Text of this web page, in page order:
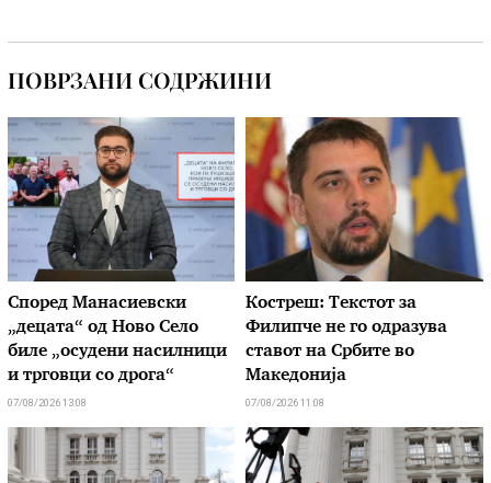
ПОВРЗАНИ СОДРЖИНИ
Според Манасиевски
„децата“ од Ново Село
биле „осудени насилници
и трговци со дрога“
07/08/2026 13:08
Костреш: Текстот за
Филипче не го одразува
ставот на Србите во
Македонија
07/08/2026 11:08